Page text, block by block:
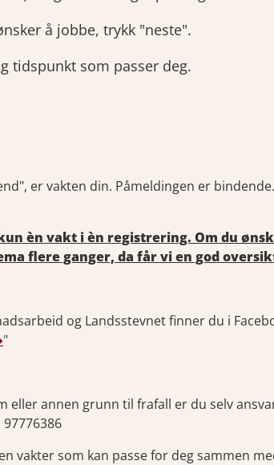
å jobbe, trykk "neste".
tidspunkt som passer deg.
er vakten din. Påmeldingen er
èn vakt i èn registrering. Om du
flere ganger, da får vi en god
og Landsstevnet finner du i
"
eller annen grunn til frafall er du selv
vakter som kan passe for deg sammen